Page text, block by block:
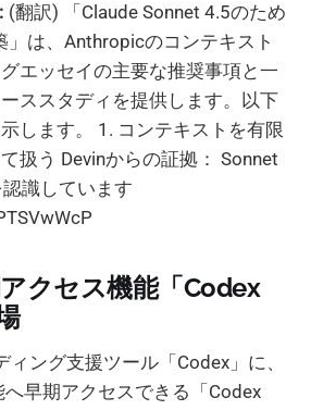
: (翻訳) 「Claude Sonnet 4.5のため
」は、Anthropicのコンテキスト
エッセイの主要な推奨事項と一
ススタディを提供します。以下
します。 1. コンテキストを有限
扱う Devinからの証拠： Sonnet
識しています
クセス機能「Codex
ィング支援ツール「Codex」に、
早期アクセスできる「Codex